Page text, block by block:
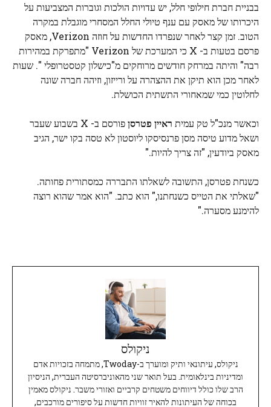
בבניית חברת חילופי חלל, יש עדויות הולכות וגוברות המצביעות על
היכרותו של מאסק עם ענף טיולי החלל המסחרי מוגבלת במקרה
הטוב. זמן קצר לאחר שנפרדו החדשות על חוזה Verizon, מאסק
פרסם בטעות ב- X כי המערכת של Verizon "מתפרקת במהירות
רבה" והיתה במרחק חודשים מרוחקים מ"כישלון קטסטרופלי ". שעות
לאחר מכן הוא תיקן את ההצהרה על ורייזון, וזיהה חברה שונה
לחלוטין כמי שמאחורי התשתית הכושלת.
וכאשר מנכ"ל טק עמית ראיין פטרסן
פורסם ב- X בשבוע שעבר
ושאל מדוע טיסה מסן פרנסיסקו ליוסטון לא טסה בקו ישר, הגיב
מאסק ביודעין, "זה צריך להיות."
כשנחת פטרסן, התשובה לשאלתו התבררה כמסתורית פחותה.
"שאלתי את הטייס כשנחתנו," הוא כתב. "הוא אמר שהוא רוצה
להימנע מסערה."
ניקולס
ניקולס, עיתונאי ותיק ומוערך ב-Twoday, מתמחה בזכויות אדם
ומדיניות בינלאומית. בעל תואר שני מהאוניברסיטה העברית, הניסיון
הרב שלו כולל דיווחים משטחים קרביים ואזורי משבר. ניקולס מאמין
בכוחה של העיתונות להאיר זוויות חדשות על סיפורים מורכבים,